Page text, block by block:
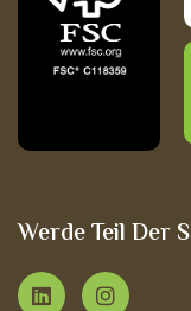
Werde Teil Der